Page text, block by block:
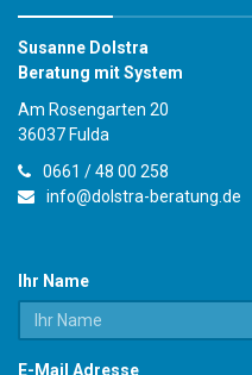
Susanne Dolstra
Beratung mit System
Am Rosengarten 20
36037 Fulda
0661 / 48 00 258
info@dolstra-beratung.de
Ihr Name
E-Mail Adresse